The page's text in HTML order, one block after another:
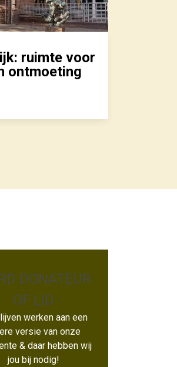
ruimte voor
ontmoeting
DONATEUR
OF LID
werken aan een
versie van onze
& daar hebben wij
jou bij nodig!
DONATEUR
OF LID